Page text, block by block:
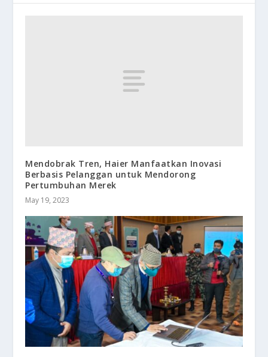
Mendobrak Tren, Haier Manfaatkan Inovasi
Berbasis Pelanggan untuk Mendorong
Pertumbuhan Merek
May 19, 2023